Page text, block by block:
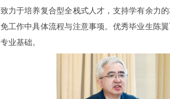
致力于培养复合型全栈式人才，支持学有余力
免工作中具体流程与注意事项。优秀毕业生陈
专业基础。